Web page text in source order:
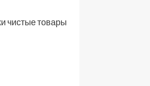
чистые товары